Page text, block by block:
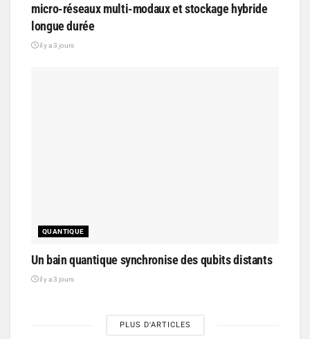
micro-réseaux multi-modaux et stockage hybride
longue durée
il y a 3 jours
QUANTIQUE
Un bain quantique synchronise des qubits distants
il y a 3 jours
PLUS D'ARTICLES